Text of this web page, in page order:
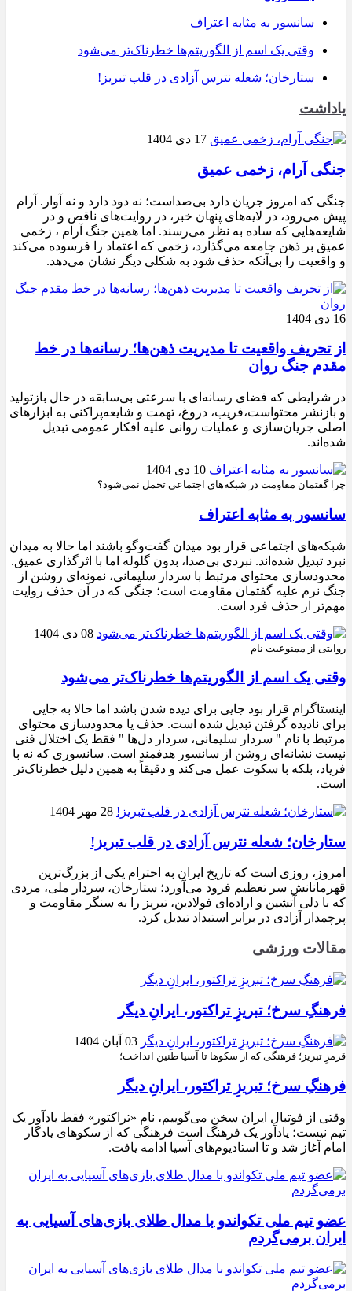
سانسور به مثابه اعتراف
وقتی یک اسم از الگوریتم‌ها خطرناک‌تر می‌شود
ستارخان؛ شعله نترس آزادی در قلب تبریز!
یاداشت
17 دی 1404
جنگی آرام، زخمی عمیق
جنگی که امروز جریان دارد بی‌صداست؛ نه دود دارد و نه آوار. آرام
پیش می‌رود، در لایه‌های پنهان خبر، در روایت‌های ناقص و در
شایعه‌هایی که ساده به نظر می‌رسند. اما همین جنگ آرام ، زخمی
عمیق بر ذهن جامعه می‌گذارد، زخمی که اعتماد را فرسوده می‌کند
و واقعیت را بی‌آنکه حذف شود به شکلی دیگر نشان می‌دهد.
16 دی 1404
از تحریف واقعیت تا مدیریت ذهن‌ها؛ رسانه‌ها در خط
مقدم جنگ روان
در شرایطی که فضای رسانه‌ای با سرعتی بی‌سابقه در حال بازتولید
و بازنشر محتواست،فریب، دروغ، تهمت و شایعه‌پراکنی به ابزارهای
اصلی جریان‌سازی و عملیات روانی علیه افکار عمومی تبدیل
شده‌اند.
10 دی 1404
چرا گفتمان مقاومت در شبکه‌های اجتماعی تحمل نمی‌شود؟
سانسور به مثابه اعتراف
شبکه‌های اجتماعی قرار بود میدان گفت‌وگو باشند اما حالا به میدان
نبرد تبدیل شده‌اند. نبردی بی‌صدا، بدون گلوله اما با اثرگذاری عمیق.
محدودسازی محتوای مرتبط با سردار سلیمانی، نمونه‌ای روشن از
جنگ نرم علیه گفتمان مقاومت است؛ جنگی که در آن حذف روایت
مهم‌تر از حذف فرد است.
08 دی 1404
روایتی از ممنوعیت نام
وقتی یک اسم از الگوریتم‌ها خطرناک‌تر می‌شود
اینستاگرام قرار بود جایی برای دیده شدن باشد اما حالا به جایی
برای نادیده گرفتن تبدیل شده است. حذف یا محدودسازی محتوای
مرتبط با نام " سردار سلیمانی، سردار دل‌ها " فقط یک اختلال فنی
نیست نشانه‌ای روشن از سانسور هدفمند است. سانسوری که نه با
فریاد، بلکه با سکوت عمل می‌کند و دقیقاً به همین دلیل خطرناک‌تر
است.
28 مهر 1404
ستارخان؛ شعله نترس آزادی در قلب تبریز!
امروز، روزی است که تاریخ ایران به احترام یکی از بزرگ‌ترین
قهرمانانش سر تعظیم فرود می‌آورد؛ ستارخان، سردار ملی، مردی
که با دلی آتشین و اراده‌ای فولادین، تبریز را به سنگر مقاومت و
پرچمدار آزادی در برابر استبداد تبدیل کرد.
مقالات ورزشی
فرهنگِ سرخ؛ تبریزِ تراکتور، ایرانِ دیگر
03 آبان 1404
قرمزِ تبریز؛ فرهنگی که از سکوها تا آسیا طنین انداخت؛
فرهنگِ سرخ؛ تبریزِ تراکتور، ایرانِ دیگر
وقتی از فوتبال ایران سخن می‌گوییم، نام «تراکتور» فقط یادآور یک
تیم نیست؛ یادآور یک فرهنگ است فرهنگی که از سکوهای یادگار
امام آغاز شد و تا استادیوم‌های آسیا ادامه یافت.
عضو تیم ملی تکواندو با مدال طلای بازی‌های آسیایی به
ایران برمی‌گردم